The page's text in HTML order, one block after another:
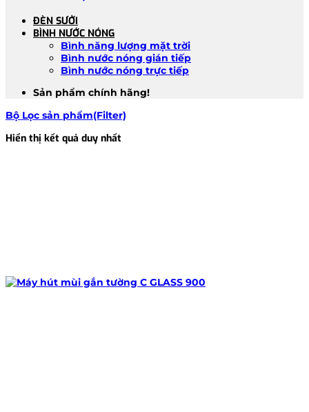
ĐÈN SƯỞI
BÌNH NƯỚC NÓNG
Bình năng lượng mặt trời
Bình nước nóng gián tiếp
Bình nước nóng trực tiếp
Sản phẩm chính hãng!
Bộ Lọc sản phẩm(Filter)
Hiển thị kết quả duy nhất